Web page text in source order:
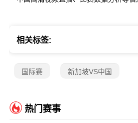
相关标签:
国际赛 新加坡VS中国
热门赛事